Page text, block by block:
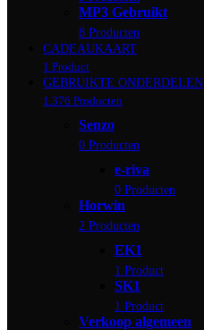
MP3 Gebruikt
8 Producten
CADEAUKAART
1 Product
GEBRUIKTE ONDERDELEN
1.376 Producten
Senzo
0 Producten
e-riva
0 Producten
Horwin
2 Producten
EK1
1 Product
SK1
1 Product
Verkoop algemeen